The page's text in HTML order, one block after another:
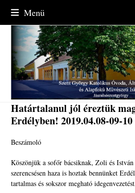
content
Menü
Határtalanul jól éreztük
Erdélyben! 2019.04.08-09-10
Beszámoló
Köszönjük a sofőr bácsiknak, Zoli és
szerencsésen haza is hoztak bennünket
tartalmas és sokszor megható